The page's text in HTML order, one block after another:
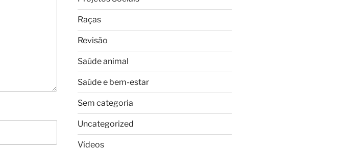
Raças
Revisão
Saúde animal
Saúde e bem-estar
Sem categoria
Uncategorized
Vídeos